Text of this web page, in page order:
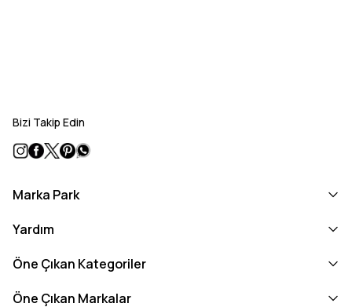
Bizi Takip Edin
Marka Park
Yardım
Öne Çıkan Kategoriler
Öne Çıkan Markalar